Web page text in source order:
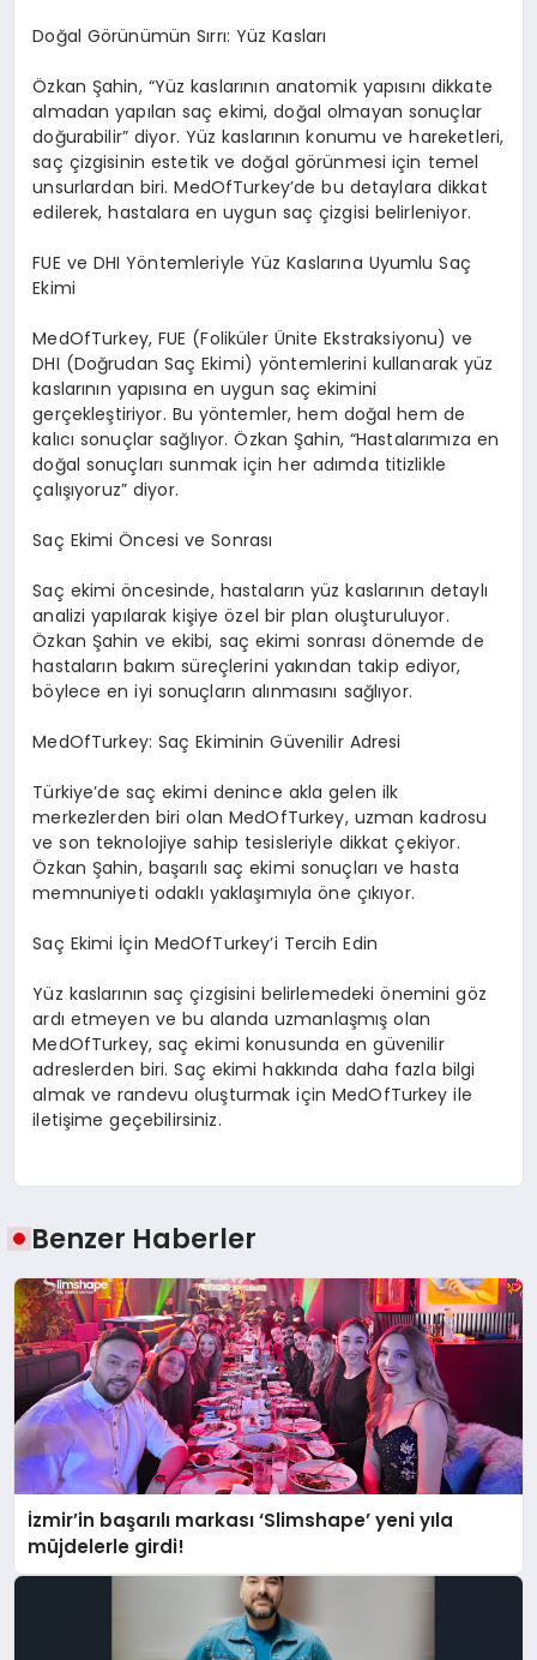
Doğal Görünümün Sırrı: Yüz Kasları
Özkan Şahin, “Yüz kaslarının anatomik yapısını dikkate
almadan yapılan saç ekimi, doğal olmayan sonuçlar
doğurabilir” diyor. Yüz kaslarının konumu ve hareketleri,
saç çizgisinin estetik ve doğal görünmesi için temel
unsurlardan biri. MedOfTurkey’de bu detaylara dikkat
edilerek, hastalara en uygun saç çizgisi belirleniyor.
FUE ve DHI Yöntemleriyle Yüz Kaslarına Uyumlu Saç
Ekimi
MedOfTurkey, FUE (Foliküler Ünite Ekstraksiyonu) ve
DHI (Doğrudan Saç Ekimi) yöntemlerini kullanarak yüz
kaslarının yapısına en uygun saç ekimini
gerçekleştiriyor. Bu yöntemler, hem doğal hem de
kalıcı sonuçlar sağlıyor. Özkan Şahin, “Hastalarımıza en
doğal sonuçları sunmak için her adımda titizlikle
çalışıyoruz” diyor.
Saç Ekimi Öncesi ve Sonrası
Saç ekimi öncesinde, hastaların yüz kaslarının detaylı
analizi yapılarak kişiye özel bir plan oluşturuluyor.
Özkan Şahin ve ekibi, saç ekimi sonrası dönemde de
hastaların bakım süreçlerini yakından takip ediyor,
böylece en iyi sonuçların alınmasını sağlıyor.
MedOfTurkey: Saç Ekiminin Güvenilir Adresi
Türkiye’de saç ekimi denince akla gelen ilk
merkezlerden biri olan MedOfTurkey, uzman kadrosu
ve son teknolojiye sahip tesisleriyle dikkat çekiyor.
Özkan Şahin, başarılı saç ekimi sonuçları ve hasta
memnuniyeti odaklı yaklaşımıyla öne çıkıyor.
Saç Ekimi İçin MedOfTurkey’i Tercih Edin
Yüz kaslarının saç çizgisini belirlemedeki önemini göz
ardı etmeyen ve bu alanda uzmanlaşmış olan
MedOfTurkey, saç ekimi konusunda en güvenilir
adreslerden biri. Saç ekimi hakkında daha fazla bilgi
almak ve randevu oluşturmak için MedOfTurkey ile
iletişime geçebilirsiniz.
Benzer Haberler
İzmir’in başarılı markası ‘Slimshape’ yeni yıla
müjdelerle girdi!